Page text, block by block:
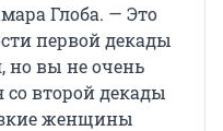
Глоба. — Это
первой декады
но вы не очень
со второй декады
женщины